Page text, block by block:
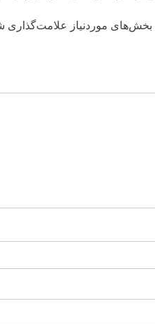
بخش‌های موردنیاز علامت‌گذاری